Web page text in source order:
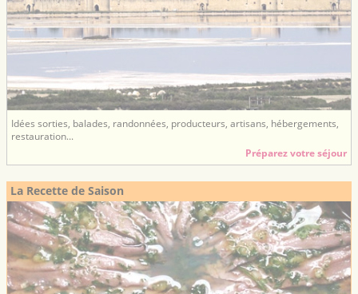
Idées sorties, balades, randonnées, producteurs, artisans, hébergements,
restauration...
Préparez votre séjour
La Recette de Saison